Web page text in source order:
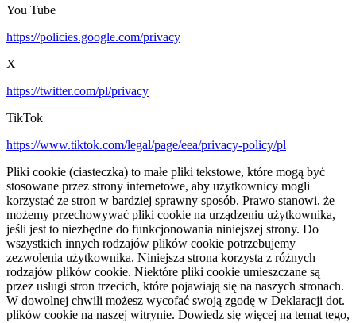
You Tube
https://policies.google.com/privacy
X
https://twitter.com/pl/privacy
TikTok
https://www.tiktok.com/legal/page/eea/privacy-policy/pl
Pliki cookie (ciasteczka) to małe pliki tekstowe, które mogą być
stosowane przez strony internetowe, aby użytkownicy mogli
korzystać ze stron w bardziej sprawny sposób. Prawo stanowi, że
możemy przechowywać pliki cookie na urządzeniu użytkownika,
jeśli jest to niezbędne do funkcjonowania niniejszej strony. Do
wszystkich innych rodzajów plików cookie potrzebujemy
zezwolenia użytkownika. Niniejsza strona korzysta z różnych
rodzajów plików cookie. Niektóre pliki cookie umieszczane są
przez usługi stron trzecich, które pojawiają się na naszych stronach.
W dowolnej chwili możesz wycofać swoją zgodę w Deklaracji dot.
plików cookie na naszej witrynie. Dowiedz się więcej na temat tego,